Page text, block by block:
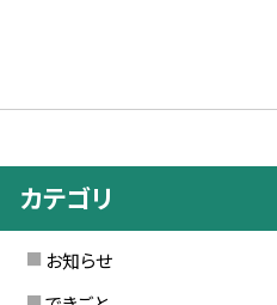
カテゴリ
お知らせ